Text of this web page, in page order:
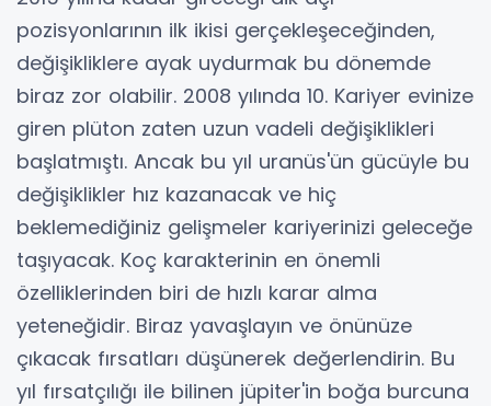
pozisyonlarının ilk ikisi gerçekleşeceğinden,
değişikliklere ayak uydurmak bu dönemde
biraz zor olabilir. 2008 yılında 10. Kariyer evinize
giren plüton zaten uzun vadeli değişiklikleri
başlatmıştı. Ancak bu yıl uranüs'ün gücüyle bu
değişiklikler hız kazanacak ve hiç
beklemediğiniz gelişmeler kariyerinizi geleceğe
taşıyacak. Koç karakterinin en önemli
özelliklerinden biri de hızlı karar alma
yeteneğidir. Biraz yavaşlayın ve önünüze
çıkacak fırsatları düşünerek değerlendirin. Bu
yıl fırsatçılığı ile bilinen jüpiter'in boğa burcuna